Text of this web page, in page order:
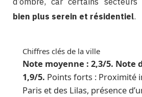
bien plus serein et résidentiel.
Chiffres clés de la ville
Note moyenne : 2,3/5. Note
1,9/5. Points forts : Proximité
Paris et des Lilas, présence